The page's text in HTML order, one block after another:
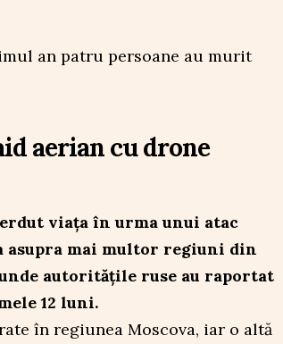
aerian cu drone
viața în urma unui atac
asupra mai multor regiuni din
autoritățile ruse au raportat
12 luni.
în regiunea Moscova, iar o altă